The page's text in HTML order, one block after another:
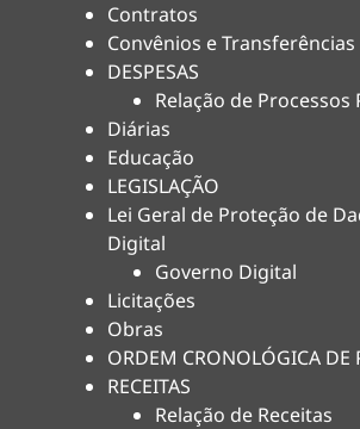
Contratos
Convênios e Transferências
DESPESAS
Relação de Processos
Diárias
Educação
LEGISLAÇÃO
Lei Geral de Proteção de
Digital
Governo Digital
Licitações
Obras
ORDEM CRONOLÓGICA DE
RECEITAS
Relação de Receitas